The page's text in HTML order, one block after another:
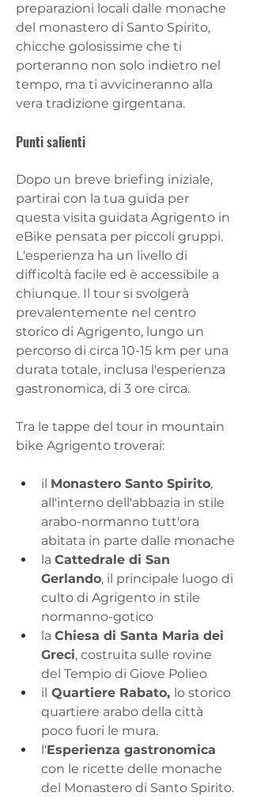
preparazioni locali dalle monache
del monastero di Santo Spirito,
chicche golosissime che ti
porteranno non solo indietro nel
tempo, ma ti avvicineranno alla
vera tradizione girgentana.
Punti salienti
Dopo un breve briefing iniziale,
partirai con la tua guida per
questa visita guidata Agrigento in
eBike pensata per piccoli gruppi.
L'esperienza ha un livello di
difficoltà facile ed è accessibile a
chiunque. Il tour si svolgerà
prevalentemente nel centro
storico di Agrigento, lungo un
percorso di circa 10-15 km per una
durata totale, inclusa l'esperienza
gastronomica, di 3 ore circa.
Tra le tappe del tour in mountain
bike Agrigento troverai:
il Monastero Santo Spirito,
all'interno dell'abbazia in stile
arabo-normanno tutt'ora
abitata in parte dalle monache
la Cattedrale di San
Gerlando, il principale luogo di
culto di Agrigento in stile
normanno-gotico
la Chiesa di Santa Maria dei
Greci, costruita sulle rovine
del Tempio di Giove Polieo
il Quartiere Rabato, lo storico
quartiere arabo della città
poco fuori le mura.
l'Esperienza gastronomica
con le ricette delle monache
del Monastero di Santo Spirito.